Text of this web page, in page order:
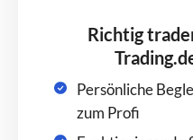
Richtig
Persönliche
zum Profi